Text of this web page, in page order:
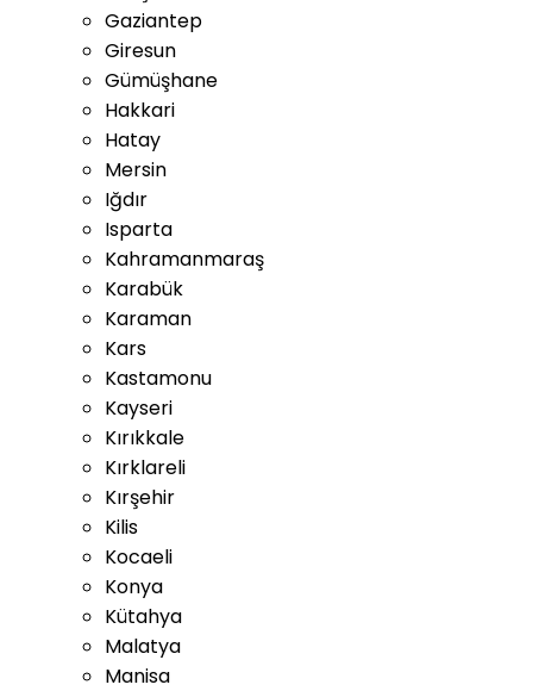
Gaziantep
Giresun
Gümüşhane
Hakkari
Hatay
Mersin
Iğdır
Isparta
Kahramanmaraş
Karabük
Karaman
Kars
Kastamonu
Kayseri
Kırıkkale
Kırklareli
Kırşehir
Kilis
Kocaeli
Konya
Kütahya
Malatya
Manisa